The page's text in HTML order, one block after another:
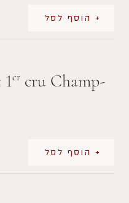
+ הוסף לסל
er cru Champ-
+ הוסף לסל